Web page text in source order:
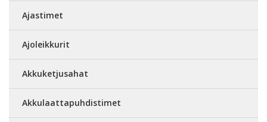
Ajastimet
Ajoleikkurit
Akkuketjusahat
Akkulaattapuhdistimet